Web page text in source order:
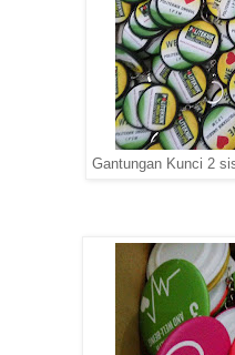
Gantungan Kunci 2